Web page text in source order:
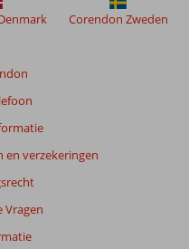
en verzekeringen
Vragen
Corendon Zweden